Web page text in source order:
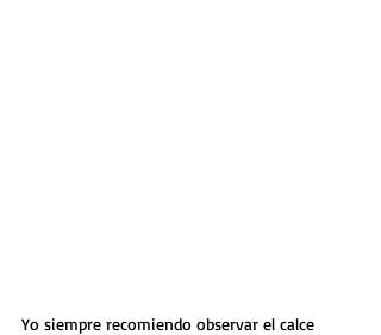
Yo siempre recomiendo observar el calce